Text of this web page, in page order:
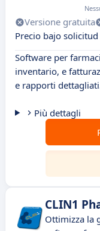
Versione gratuita
Precio bajo solicitud
Software per
inventario, e
e rapporti
Più dettagli
CLIN1
Ottimizza la